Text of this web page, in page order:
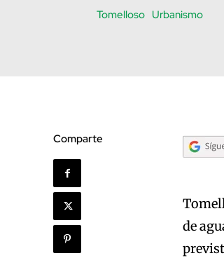
Tomelloso Urbanismo
Comparte
de